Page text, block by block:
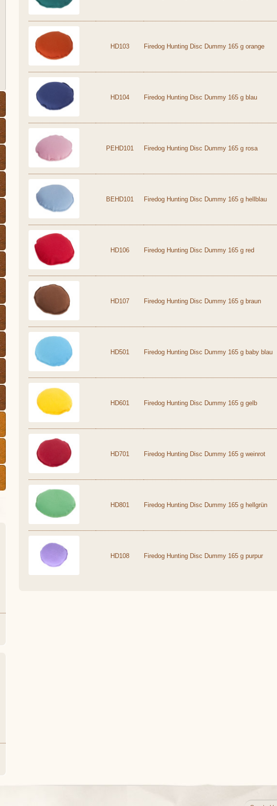
HD103 Firedog Hunting Disc Dummy 165 g orange
HD104 Firedog Hunting Disc Dummy 165 g blau
PEHD101 Firedog Hunting Disc Dummy 165 g rosa
BEHD101 Firedog Hunting Disc Dummy 165 g hellblau
HD106 Firedog Hunting Disc Dummy 165 g red
HD107 Firedog Hunting Disc Dummy 165 g braun
HD501 Firedog Hunting Disc Dummy 165 g baby blau
HD601 Firedog Hunting Disc Dummy 165 g gelb
HD701 Firedog Hunting Disc Dummy 165 g weinrot
HD801 Firedog Hunting Disc Dummy 165 g hellgrün
HD108 Firedog Hunting Disc Dummy 165 g purpur